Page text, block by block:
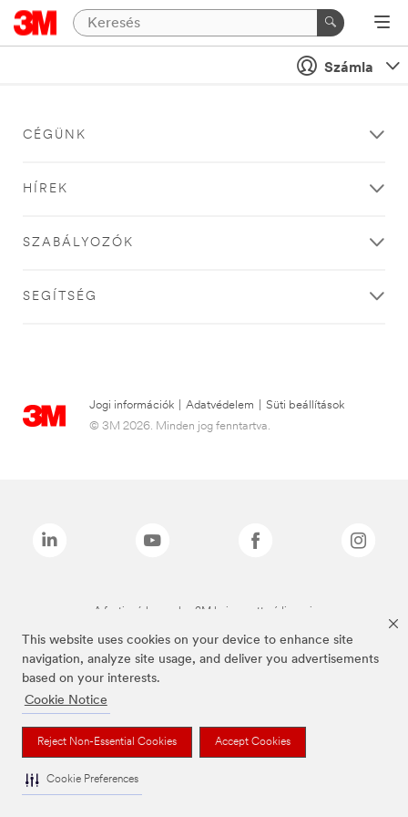
This website uses cookies on your device to enhance site
navigation, analyze site usage, and deliver you advertisements
based on your interests.
Cookie Notice
Reject Non-Essential Cookies Accept Cookies
Cookie Preferences
Számla
CÉGÜNK
HÍREK
SZABÁLYOZÓK
SEGÍTSÉG
Jogi információk Adatvédelem
Süti beállítások
© 3M 2026. Minden jog fenntartva.
A fenti márkanevek a 3M bejegyzett védjegyei.